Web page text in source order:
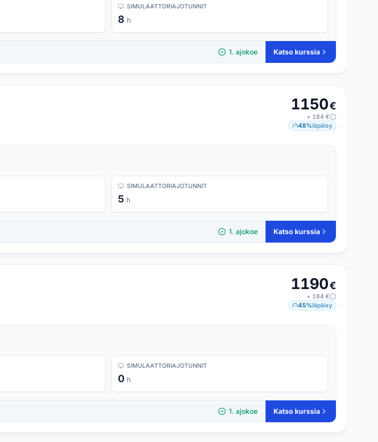
SIMULAATTORI­AJOTUNNIT
8 h
1. ajokoe Katso kurssia
1150€
+ 184 €
48%läpäisy
SIMULAATTORI­AJOTUNNIT
5 h
1. ajokoe Katso kurssia
1190€
+ 184 €
45%läpäisy
SIMULAATTORI­AJOTUNNIT
0 h
1. ajokoe Katso kurssia